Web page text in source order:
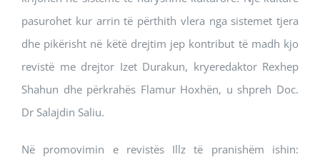
pasurohet kur arrin të përthith vlera nga sistemet tjera
dhe pikërisht në këtë drejtim jep kontribut të madh kjo
revistë me drejtor Izet Durakun, kryeredaktor Rexhep
Shahun dhe përkrahës Flamur Hoxhën, u shpreh Doc.
Dr Salajdin Saliu.
Në promovimin e revistës Illz të pranishëm ishin: